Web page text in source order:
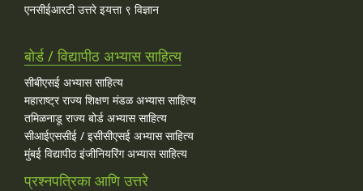
एनसीईआरटी उत्तरे इयत्ता ९ विज्ञान
बोर्ड / विद्यापीठ अभ्यास साहित्य
सीबीएसई अभ्यास साहित्य
महाराष्ट्र राज्य शिक्षण मंडळ अभ्यास साहित्य
तमिळनाडू राज्य बोर्ड अभ्यास साहित्य
सीआईएससीई / इसीसीएसई अभ्यास साहित्य
मुंबई विद्यापीठ इंजीनियरिंग अभ्यास साहित्य
प्रश्नपत्रिका आणि उत्तरे